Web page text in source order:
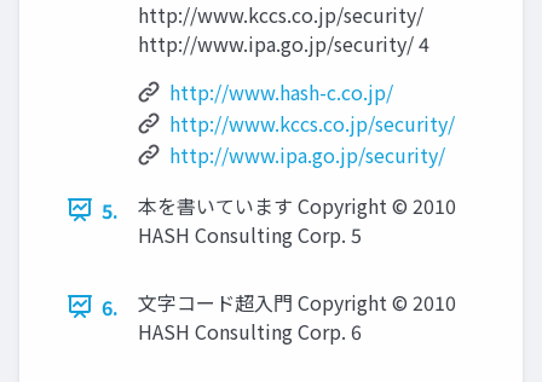
http://www.kccs.co.jp/security/
http://www.ipa.go.jp/security/ 4
http://www.hash-c.co.jp/
http://www.kccs.co.jp/security/
http://www.ipa.go.jp/security/
5.
本を書いています Copyright © 2010
HASH Consulting Corp. 5
6.
文字コード超入門 Copyright © 2010
HASH Consulting Corp. 6